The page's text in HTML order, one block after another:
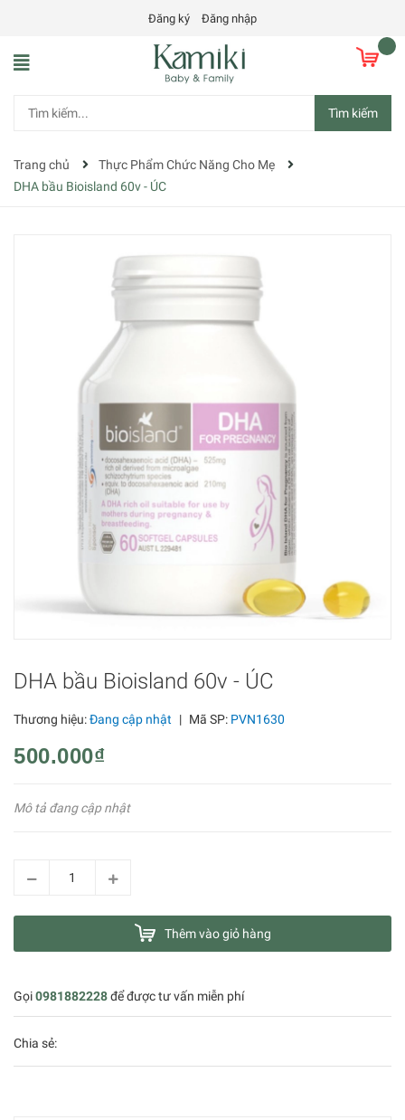
Đăng ký Đăng nhập
Tìm kiếm
Trang chủ
Thực Phẩm Chức Năng Cho Mẹ
DHA bầu Bioisland 60v - ÚC
DHA bầu Bioisland 60v - ÚC
Thương hiệu:Đang cập nhật | Mã SP: PVN1630
500.000₫
Mô tả đang cập nhật
Thêm vào giỏ hàng
Gọi0981882228để được tư vấn miễn phí
Chia sẻ: